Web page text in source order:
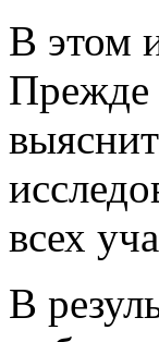
В этом
Прежде
всех
В